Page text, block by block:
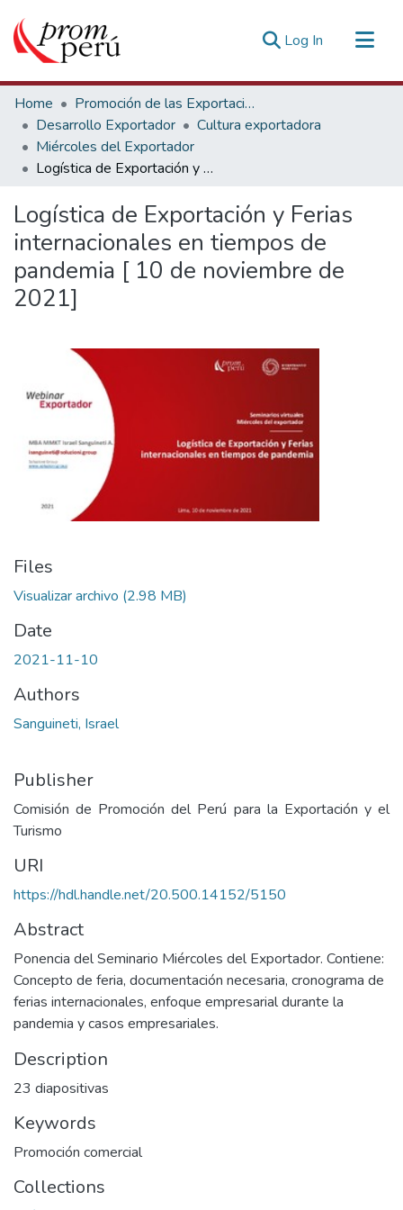
Log In (current)
Communities & Collections
All of DSpace
Statistics
Estadísticas Externas
Home
Promoción de las Exportaciones
Desarrollo Exportador
Cultura exportadora
Miércoles del Exportador
Logística de Exportación y Ferias internacionales en tiempos de pandemia [ 10 de noviembre de 2021]
Logística de Exportación y Ferias
internacionales en tiempos de
pandemia [ 10 de noviembre de
2021]
Files
Visualizar archivo (2.98 MB)
Date
2021-11-10
Authors
Sanguineti, Israel
Publisher
Comisión de Promoción del Perú para la Exportación y el
Turismo
URI
https://hdl.handle.net/20.500.14152/5150
Abstract
Ponencia del Seminario Miércoles del Exportador. Contiene:
Concepto de feria, documentación necesaria, cronograma de
ferias internacionales, enfoque empresarial durante la
pandemia y casos empresariales.
Description
23 diapositivas
Keywords
Promoción comercial
Collections